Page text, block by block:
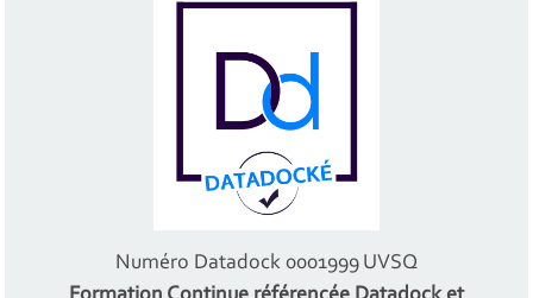
Numéro Datadock 0001999 UVSQ